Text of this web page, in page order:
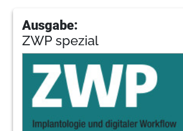
Ausgabe:
ZWP spezial